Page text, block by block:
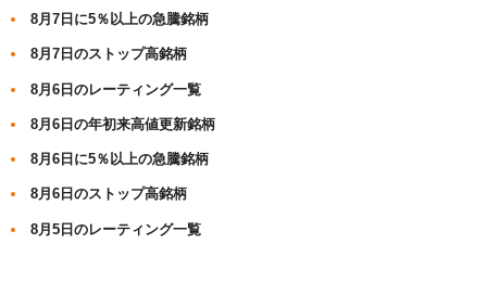
8月7日に5％以上の急騰銘柄
8月7日のストップ高銘柄
8月6日のレーティング一覧
8月6日の年初来高値更新銘柄
8月6日に5％以上の急騰銘柄
8月6日のストップ高銘柄
8月5日のレーティング一覧